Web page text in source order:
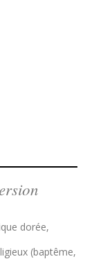
dorée,
(baptême,